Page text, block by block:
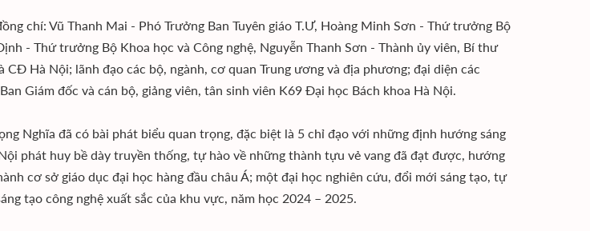
chí: Vũ Thanh Mai - Phó Trưởng Ban Tuyên giáo T.Ư, Hoàng Minh Sơn - Thứ trưởng Bộ
- Thứ trưởng Bộ Khoa học và Công nghệ, Nguyễn Thanh Sơn - Thành ủy viên, Bí thư
Hà Nội; lãnh đạo các bộ, ngành, cơ quan Trung ương và địa phương; đại diện các
Giám đốc và cán bộ, giảng viên, tân sinh viên K69 Đại học Bách khoa Hà Nội.
Nghĩa đã có bài phát biểu quan trọng, đặc biệt là 5 chỉ đạo với những định hướng sáng
phát huy bề dày truyền thống, tự hào về những thành tựu vẻ vang đã đạt được, hướng
cơ sở giáo dục đại học hàng đầu châu Á; một đại học nghiên cứu, đổi mới sáng tạo, tự
tạo công nghệ xuất sắc của khu vực, năm học 2024 – 2025.